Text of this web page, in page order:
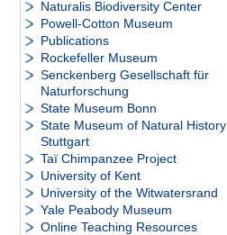
Naturalis Biodiversity Center
Powell-Cotton Museum
Publications
Rockefeller Museum
Senckenberg Gesellschaft für
Naturforschung
State Museum Bonn
State Museum of Natural History
Stuttgart
Taï Chimpanzee Project
University of Kent
University of the Witwatersrand
Yale Peabody Museum
Online Teaching Resources